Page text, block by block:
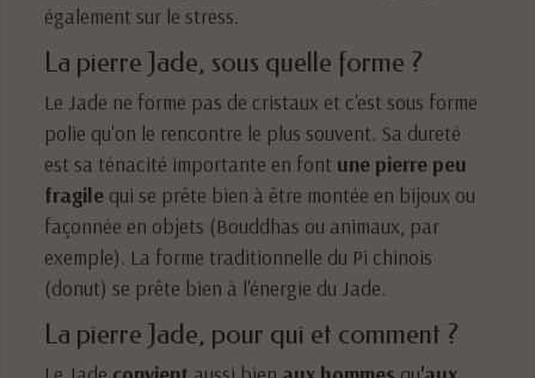
également sur le stress.
La pierre Jade, sous quelle forme ?
Le Jade ne forme pas de cristaux et c'est sous forme
polie qu'on le rencontre le plus souvent. Sa dureté
est sa ténacité importante en font une pierre peu
fragile qui se prête bien à être montée en bijoux ou
façonnée en objets (Bouddhas ou animaux, par
exemple). La forme traditionnelle du Pi chinois
(donut) se prête bien à l'énergie du Jade.
La pierre Jade, pour qui et comment ?